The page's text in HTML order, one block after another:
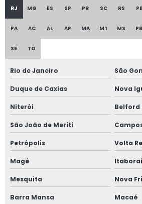
Laudo elétrico das instalações
Laudo elétrico nr10
Laudo de instalações elétricas
Laudo de instalações elétricas nr10
Laudo spda
Laudo spda preço
RJ MG ES SP PR SC RS PE
PA AC AL AP MA MT MS PB
SE TO
Rio de Janeiro São
Duque de Caxias Nova
Niterói Belford
São João de Meriti
Petrópolis Volta
Magé Itaboraí
Mesquita Nova
Barra Mansa Macaé